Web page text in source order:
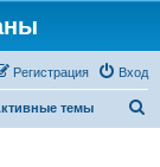
Вход
Регистрация
темы